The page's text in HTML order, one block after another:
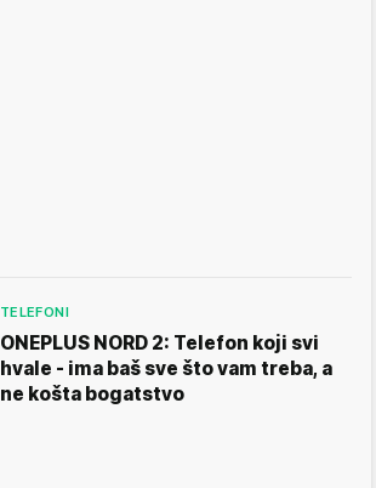
TELEFONI
ONEPLUS NORD 2: Telefon koji svi
hvale - ima baš sve što vam treba, a
ne košta bogatstvo